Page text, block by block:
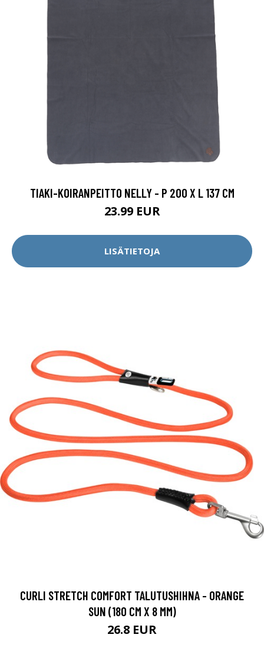
TIAKI-KOIRANPEITTO NELLY - P 200 X L 137 CM
23.99 EUR
LISÄTIETOJA
CURLI STRETCH COMFORT TALUTUSHIHNA - ORANGE
SUN (180 CM X 8 MM)
26.8 EUR